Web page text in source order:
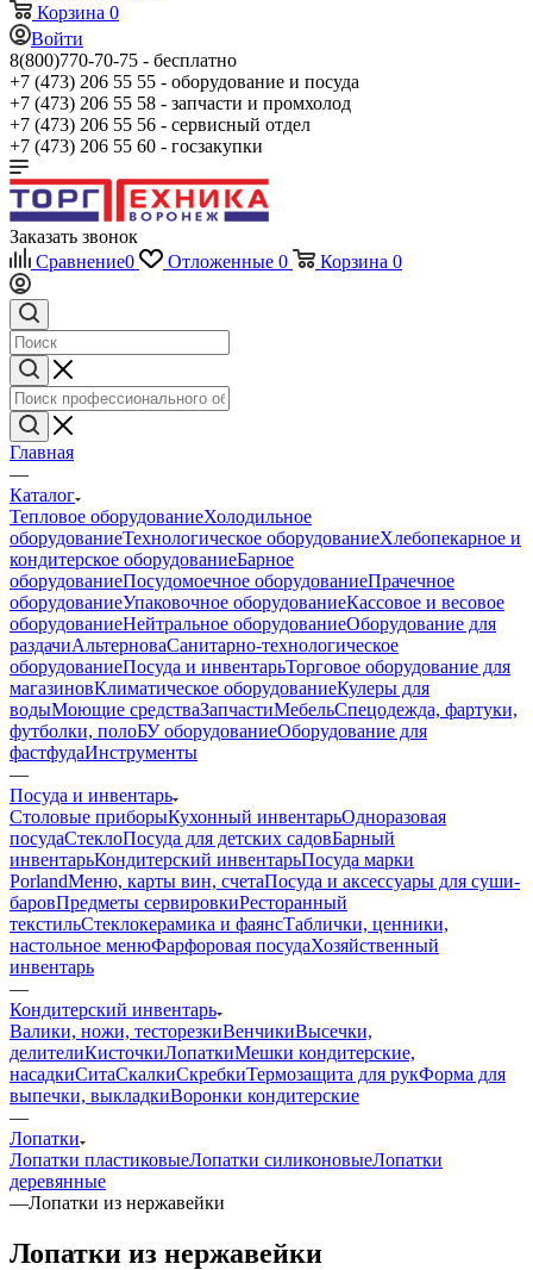
Корзина 0
Войти
8(800)770-70-75 - бесплатно
+7 (473) 206 55 55 - оборудование и посуда
+7 (473) 206 55 58 - запчасти и промхолод
+7 (473) 206 55 56 - сервисный отдел
+7 (473) 206 55 60 - госзакупки
Заказать звонок
Сравнение0 Отложенные 0 Корзина 0
Главная
—
Каталог
Тепловое оборудованиеХолодильное
оборудованиеТехнологическое оборудованиеХлебопекарное и
кондитерское оборудованиеБарное
оборудованиеПосудомоечное оборудованиеПрачечное
оборудованиеУпаковочное оборудованиеКассовое и весовое
оборудованиеНейтральное оборудованиеОборудование для
раздачиАльтерноваСанитарно-технологическое
оборудованиеПосуда и инвентарьТорговое оборудование для
магазиновКлиматическое оборудованиеКулеры для
водыМоющие средстваЗапчастиМебельСпецодежда, фартуки,
футболки, полоБУ оборудованиеОборудование для
фастфудаИнструменты
—
Посуда и инвентарь
Столовые приборыКухонный инвентарьОдноразовая
посудаСтеклоПосуда для детских садовБарный
инвентарьКондитерский инвентарьПосуда марки
PorlandМеню, карты вин, счетаПосуда и аксессуары для суши-
баровПредметы сервировкиРесторанный
текстильСтеклокерамика и фаянсТаблички, ценники,
настольное менюФарфоровая посудаХозяйственный
инвентарь
—
Кондитерский инвентарь
Валики, ножи, тесторезкиВенчикиВысечки,
делителиКисточкиЛопаткиМешки кондитерские,
насадкиСитаСкалкиСкребкиТермозащита для рукФорма для
выпечки, выкладкиВоронки кондитерские
—
Лопатки
Лопатки пластиковыеЛопатки силиконовыеЛопатки
деревянные
—Лопатки из нержавейки
Лопатки из нержавейки